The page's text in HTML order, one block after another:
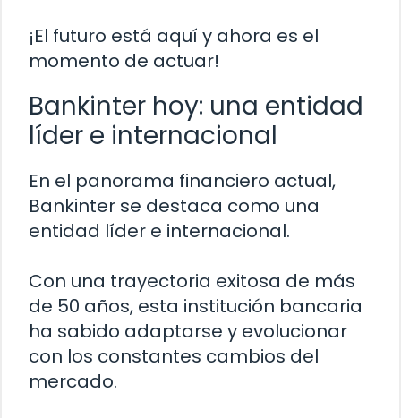
¡El futuro está aquí y ahora es el
momento de actuar!
Bankinter hoy: una entidad
líder e internacional
En el panorama financiero actual,
Bankinter se destaca como una
entidad líder e internacional.
Con una trayectoria exitosa de más
de 50 años, esta institución bancaria
ha sabido adaptarse y evolucionar
con los constantes cambios del
mercado.